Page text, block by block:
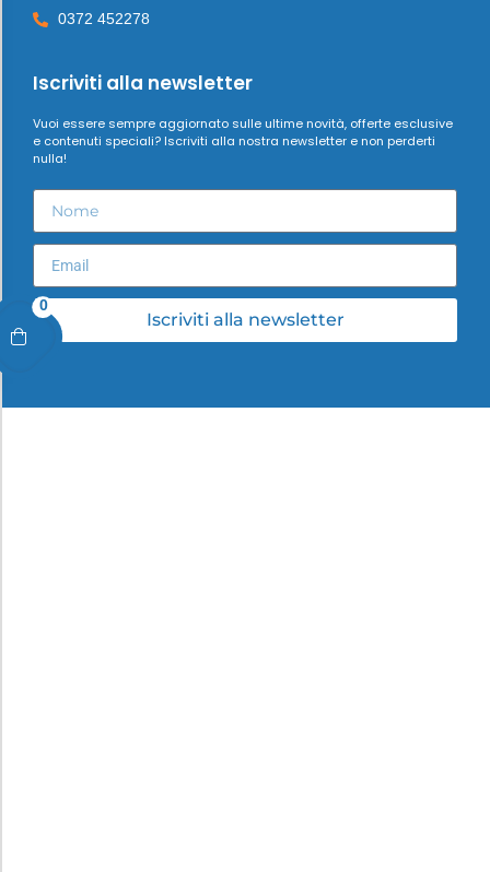
0
0372 452278
Iscriviti alla newsletter
Vuoi essere sempre aggiornato sulle ultime novità, offerte esclusive
e contenuti speciali? Iscriviti alla nostra newsletter e non perderti
nulla!
Iscriviti alla newsletter